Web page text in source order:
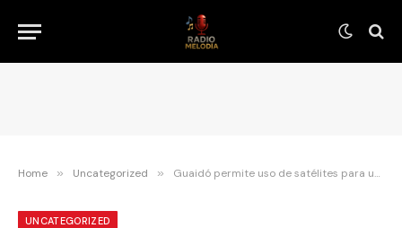
Home » Uncategorized » Guaidó permite uso de satélites para ubicar grupos armados
UNCATEGORIZED